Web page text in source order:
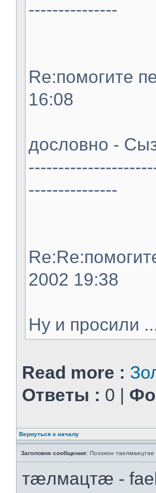
---------------
Re:помогите
16:08
дословно -
---------------
2002 19:38
Ну и просили
Read more :
Ответы : 0 |
Вернуться к началу
Заголовок сообщения: Поэзион таелмаецтае
тæлмацтæ -